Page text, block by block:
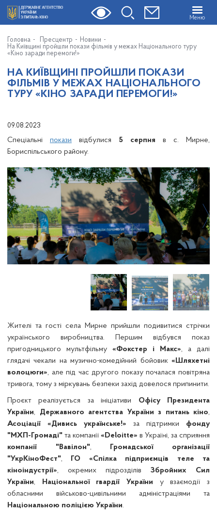
Меню
Головна Пресцентр
Новини
На Київщині пройшли покази фільмів у межах Національного туру
«Кіно заради перемоги!»
НА КИЇВЩИНІ ПРОЙШЛИ ПОКАЗИ
ФІЛЬМІВ У МЕЖАХ НАЦІОНАЛЬНОГО
ТУРУ «КІНО ЗАРАДИ ПЕРЕМОГИ!»
09.08.2023
Спеціальні покази відбулися 5 серпня в с. Мирне,
Бориспільського району.
Жителі та гості села Мирне прийшли подивитися стрічки
українського виробництва. Першим відбувся показ
пригодницького мультфільму «Фокстер і Макс», а далі
глядачі чекали на музично-комедійний бойовик «Шляхетні
волоцюги», але під час другого показу почалася повітряна
тривога, тому з міркувань безпеки захід довелося припинити.
Проєкт реалізується за ініціативи Офісу Президента
України, Державного агентства України з питань кіно,
Асоціації «Дивись українське!» за підтримки фонду
"МХП-Громаді" та компанії «Deloitte» в Україні, за сприяння
компанії "Вавілон",
Громадської організації
"УкрКіноФест",
ГО «Спілка підприємців теле та
кіноіндустрії», окремих підрозділів Збройних Сил
України, Національної гвардії України у взаємодії з
обласними військово-цивільними адміністраціями та
Національною поліцією України.